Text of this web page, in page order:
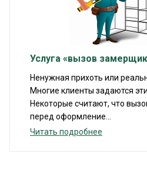
Услуга «вызов
Ненужная прихоть или
Многие клиенты задаются
Некоторые считают, что
перед оформление...
Читать подробнее